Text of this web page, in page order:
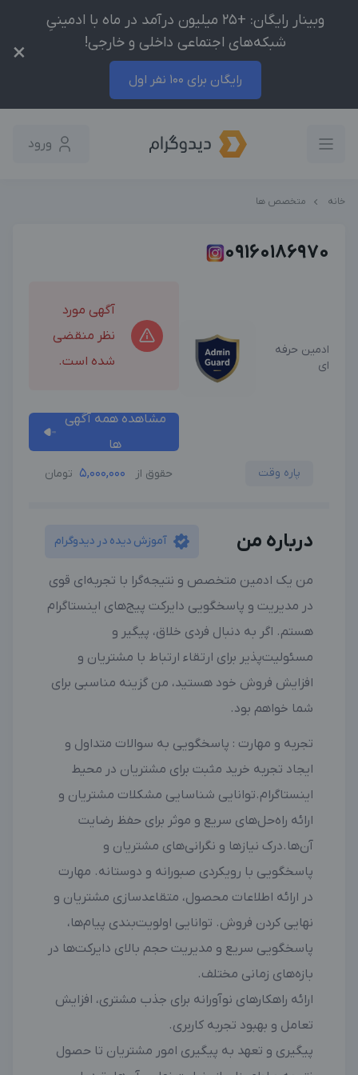
وبینار رایگان: +25 میلیون درآمد در ماه با ادمینیِ
شبکه‌های اجتماعی داخلی و خارجی!
رایگان برای 100 نفر اول
×
ورود
خانه متخصص ها
09160186970
ادمین حرفه
ای
آگهی مورد
نظر منقضی
شده است.
مشاهده همه آگهی
ها
پاره وقت حقوق از 5,000,000 تومان
درباره من آموزش دیده در دیدوگرام
من یک ادمین متخصص و نتیجه‌گرا با تجربه‌ای قوی
در مدیریت و پاسخگویی دایرکت پیج‌های اینستاگرام
هستم. اگر به دنبال فردی خلاق، پیگیر و
مسئولیت‌پذیر برای ارتقاء ارتباط با مشتریان و
افزایش فروش خود هستید، من گزینه مناسبی برای
شما خواهم بود.
تجربه و مهارت : پاسخگویی به سوالات متداول و
ایجاد تجربه خرید مثبت برای مشتریان در محیط
اینستاگرام.توانایی شناسایی مشکلات مشتریان و
ارائه راه‌حل‌های سریع و موثر برای حفظ رضایت
آن‌ها.درک نیازها و نگرانی‌های مشتریان و
پاسخگویی با رویکردی صبورانه و دوستانه. مهارت
در ارائه اطلاعات محصول، متقاعدسازی مشتریان و
نهایی کردن فروش. توانایی اولویت‌بندی پیام‌ها،
پاسخگویی سریع و مدیریت حجم بالای دایرکت‌ها در
بازه‌های زمانی مختلف.
ارائه راهکارهای نوآورانه برای جذب مشتری، افزایش
تعامل و بهبود تجربه کاربری.
پیگیری و تعهد به پیگیری امور مشتریان تا حصول